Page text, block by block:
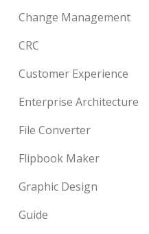
Change Management
CRC
Customer Experience
Enterprise Architecture
File Converter
Flipbook Maker
Graphic Design
Guide